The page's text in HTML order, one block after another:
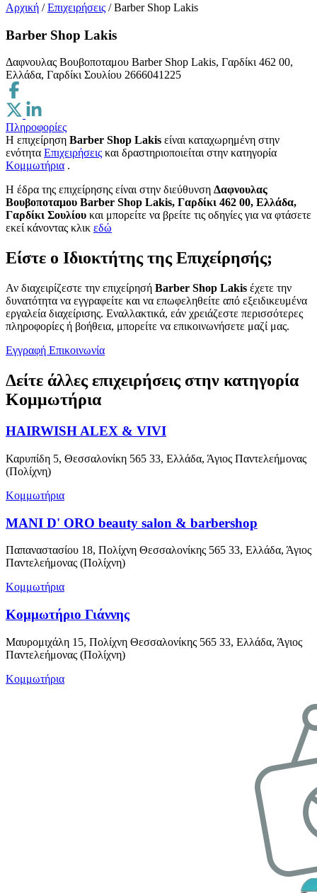
Αρχική / Επιχειρήσεις / Barber Shop Lakis
Barber Shop Lakis
Δαφνουλας Βουβοποταμου Barber Shop Lakis, Γαρδίκι 462 00,
Ελλάδα, Γαρδίκι Σουλίου 2666041225
Πληροφορίες
Η επιχείρηση Barber Shop Lakis είναι καταχωρημένη στην
ενότητα Επιχειρήσεις και δραστηριοποιείται στην κατηγορία
Κομμωτήρια .
H έδρα της επιχείρησης είναι στην διεύθυνση Δαφνουλας
Βουβοποταμου Barber Shop Lakis, Γαρδίκι 462 00, Ελλάδα,
Γαρδίκι Σουλίου και μπορείτε να βρείτε τις οδηγίες για να φτάσετε
εκεί κάνοντας κλικ εδώ
Είστε ο Ιδιοκτήτης της Επιχείρησής;
Αν διαχειρίζεστε την επιχείρησή Barber Shop Lakis έχετε την
δυνατότητα να εγγραφείτε και να επωφεληθείτε από εξειδικευμένα
εργαλεία διαχείρισης. Εναλλακτικά, εάν χρειάζεστε περισσότερες
πληροφορίες ή βοήθεια, μπορείτε να επικοινωνήσετε μαζί μας.
Εγγραφή Επικοινωνία
Δείτε άλλες επιχειρήσεις στην κατηγορία
Κομμωτήρια
HAIRWISH ALEX & VIVI
Καρυπίδη 5, Θεσσαλονίκη 565 33, Ελλάδα, Άγιος Παντελεήμονας
(Πολίχνη)
Κομμωτήρια
MANI D' ORO beauty salon & barbershop
Παπαναστασίου 18, Πολίχνη Θεσσαλονίκης 565 33, Ελλάδα, Άγιος
Παντελεήμονας (Πολίχνη)
Κομμωτήρια
Κομμωτήριο Γιάννης
Μαυρομιχάλη 15, Πολίχνη Θεσσαλονίκης 565 33, Ελλάδα, Άγιος
Παντελεήμονας (Πολίχνη)
Κομμωτήρια